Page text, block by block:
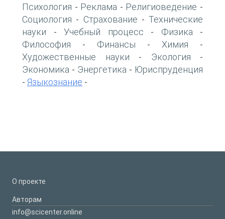
Психология - Реклама - Религиоведение -
Социология - Страхование - Технические
науки - Учебный процесс - Физика -
Философия - Финансы - Химия -
Художественные науки - Экология -
Экономика - Энергетика - Юриспруденция
- Языкознание -
О проекте
Авторам
info@scicenter.online